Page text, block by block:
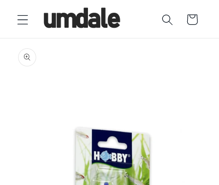
directamente
al contenido
Carrito
a la
información